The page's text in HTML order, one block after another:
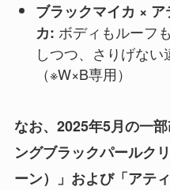
ブラックマイカ ×
カ: ボディもルーフ
しつつ、さりげない
（※W×B専用）
なお、2025年5月の一
ングブラックパールク
ーン）」および「アテ